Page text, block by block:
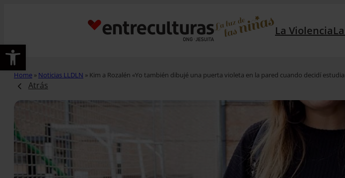
Abrir barra de herramientas
La Violencia
Home » Noticias LLDLN » Kim a Rozalén «Yo también dibujé una puerta violeta en la pared cuando decidí
Atrás